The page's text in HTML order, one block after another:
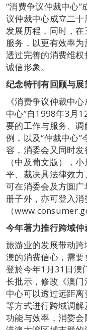
“消费争议仲裁中心
议仲裁中心成立二十
发展历程，同时，
服务，以更有效率
透过完善的消费维
诚信形象。
纪念特刊有回顾与展
《消费争议仲裁中
中心”自1998年3月
要的工作与服务、
例，以及“仲裁中心
容，消委会又同时发
（中及葡文版），
平、裁决具法律效
可在消委会及方圆
册子外，亦可登入
（
今年著力推行跨域仲
旅游业的发展带动
澳的消费信心，需
登於今年1月31日澳
长批示，修改《澳
中心可以透过远距
等方式进行跨域调解
功能与效率，消委